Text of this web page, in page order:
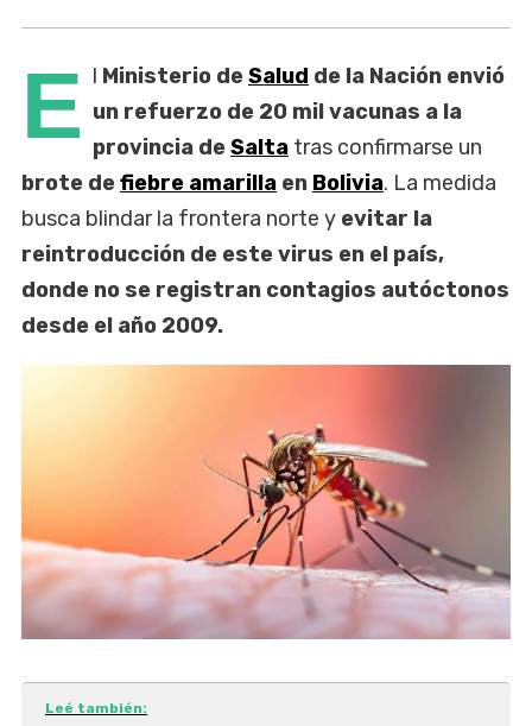
E l Ministerio de Salud de la Nación envió
un refuerzo de 20 mil vacunas a la
provincia de Salta tras confirmarse un
brote de fiebre amarilla en Bolivia. La medida
busca blindar la frontera norte y evitar la
reintroducción de este virus en el país,
donde no se registran contagios autóctonos
desde el año 2009.
Leé también: